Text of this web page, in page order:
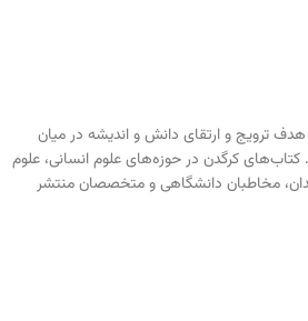
ترویج و ارتقای دانش و اندیشه در میان
کرگدن در حوزه‌های علوم انسانی، علوم
مخاطبان دانشگاهی و متخصصان منتشر